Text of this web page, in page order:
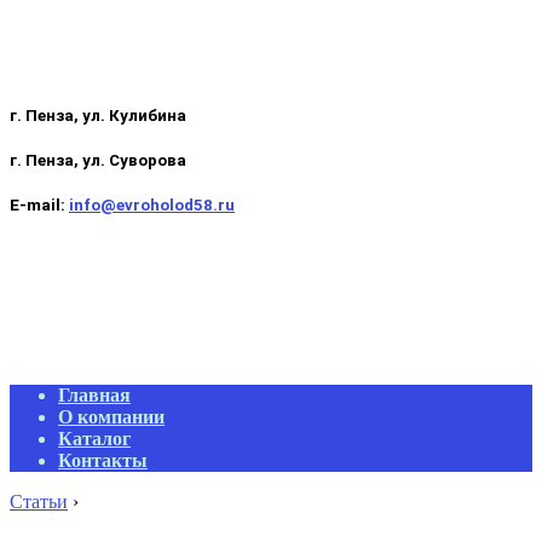
г. Пенза, ул. Кулибина
г. Пенза, ул. Суворова
E-mail: info@evroholod58.ru
Primary
Navigation
Menu
Главная
О компании
Каталог
Контакты
Статьи ›